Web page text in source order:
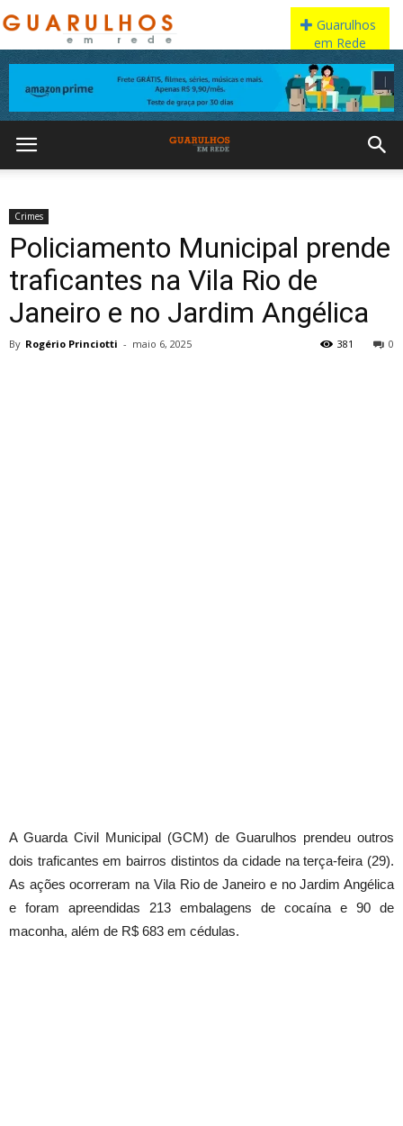
Crimes
Policiamento Municipal prende
traficantes na Vila Rio de
Janeiro e no Jardim Angélica
By Rogério Princiotti - maio 6, 2025 0
381
A Guarda Civil Municipal (GCM) de Guarulhos prendeu outros
dois traficantes em bairros distintos da cidade na terça-feira (29).
As ações ocorreram na Vila Rio de Janeiro e no Jardim Angélica
e foram apreendidas 213 embalagens de cocaína e 90 de
maconha, além de R$ 683 em cédulas.